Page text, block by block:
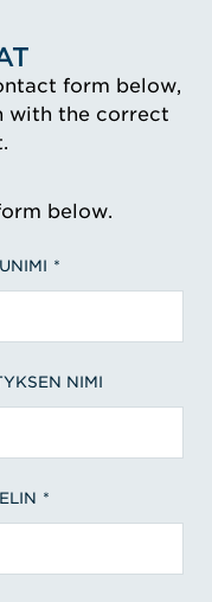
form below,
with the correct
below.
NIMI